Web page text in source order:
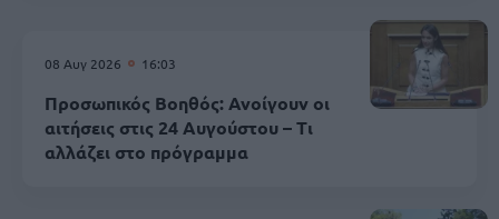
08 Αυγ 2026 16:03
Προσωπικός Βοηθός: Ανοίγουν οι
αιτήσεις στις 24 Αυγούστου – Τι
αλλάζει στο πρόγραμμα